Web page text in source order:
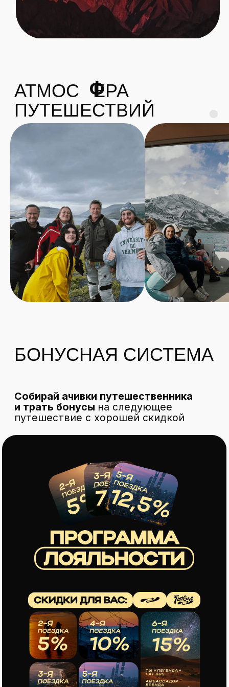
Собирай ачивки путешественника
и трать бонусы
на следующее
путешествие с хорошей скидкой
Листайте <>
НАШИ НАПРАВЛЕНИЯ
Российские туры Зарубежные туры
Смотреть все